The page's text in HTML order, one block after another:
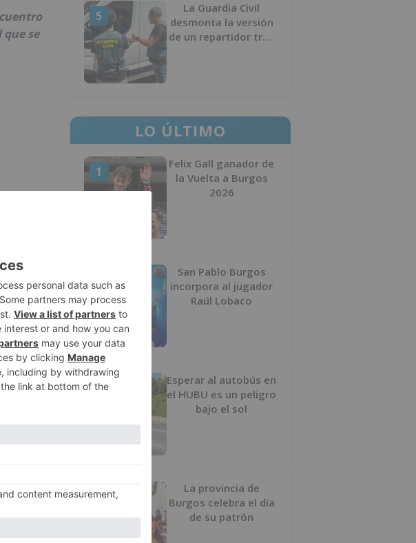
que se
a
y
la
de
5
La Guardia Civil
desmonta la versión
de un repartidor tras
LO ÚLTIMO
1
Felix Gall ganador de
la Vuelta a Burgos
2026
2
San Pablo Burgos
incorpora al jugador
Raúl Lobaco
3
Esperar al autobús en
el HUBU es un peligro
bajo el sol
4
La provincia de
Burgos celebra el día
de su patrón